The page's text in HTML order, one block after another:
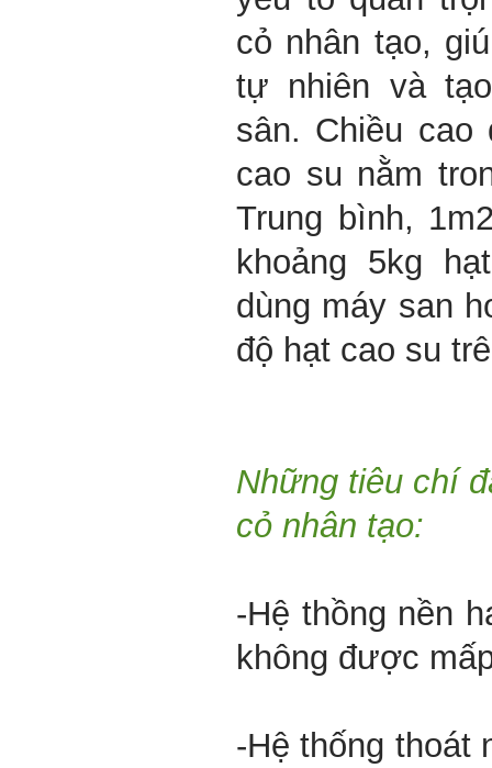
cỏ nhân tạo,
tự nhiên và
sân. Chiều
cao su nằm
Trung bình,
khoảng 5kg
dùng máy san
độ hạt cao su
Những tiêu chí
cỏ nhân tạo:
-Hệ thồng nền
không được
-Hệ thống thoát